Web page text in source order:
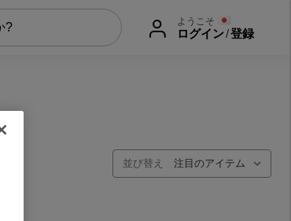
ようこそ
ログイン/登録
並び替え